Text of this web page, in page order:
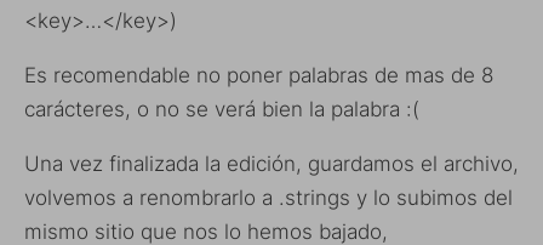
<key>…</key>)
Es recomendable no poner palabras de mas de 8
carácteres, o no se verá bien la palabra :(
Una vez finalizada la edición, guardamos el archivo,
volvemos a renombrarlo a .strings y lo subimos del
mismo sitio que nos lo hemos bajado,